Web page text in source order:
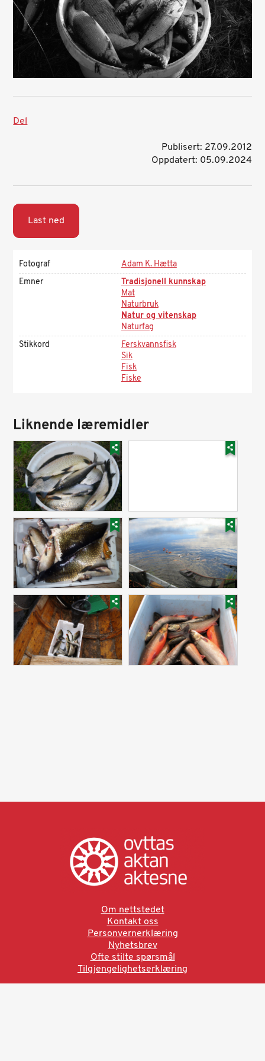
Del
Publisert: 27.09.2012
Oppdatert: 05.09.2024
Last ned
Fotograf
Adam K. Hætta
Emner
Tradisjonell kunnskap
Mat
Naturbruk
Natur og vitenskap
Naturfag
Stikkord
Ferskvannsfisk
Sik
Fisk
Fiske
Liknende læremidler
Om nettstedet
Kontakt oss
Personvernerklæring
Nyhetsbrev
Ofte stilte spørsmål
Tilgjengelighetserklæring